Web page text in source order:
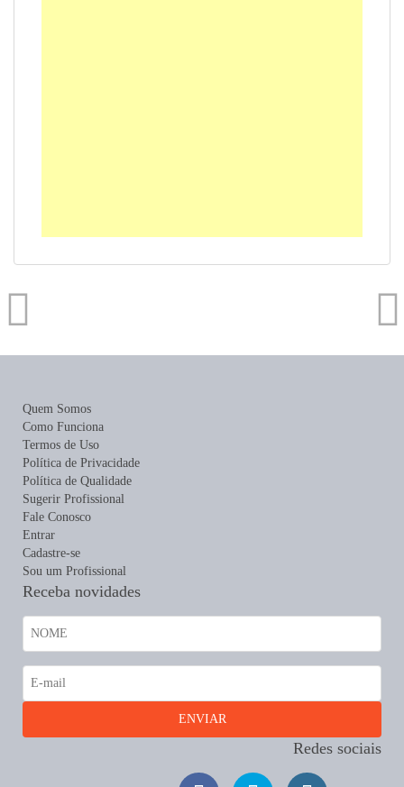
Quem Somos
Como Funciona
Termos de Uso
Política de Privacidade
Política de Qualidade
Sugerir Profissional
Fale Conosco
Entrar
Cadastre-se
Sou um Profissional
Receba novidades
Redes sociais